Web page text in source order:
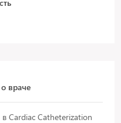
враче
Cardiac Catheterization